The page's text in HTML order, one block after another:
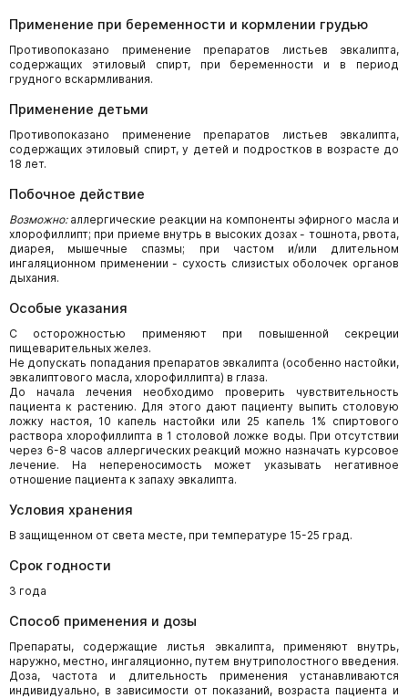
Применение при беременности и кормлении грудью
Противопоказано применение препаратов листьев эвкалипта,
содержащих этиловый спирт, при беременности и в период
грудного вскармливания.
Применение детьми
Противопоказано применение препаратов листьев эвкалипта,
содержащих этиловый спирт, у детей и подростков в возрасте до
18 лет.
Побочное действие
Возможно:аллергические реакции на компоненты эфирного масла и
хлорофиллипт; при приеме внутрь в высоких дозах - тошнота, рвота,
диарея, мышечные спазмы; при частом и/или длительном
ингаляционном применении - сухость слизистых оболочек органов
дыхания.
Особые указания
С осторожностью применяют при повышенной секреции
пищеварительных желез.
Не допускать попадания препаратов эвкалипта (особенно настойки,
эвкалиптового масла, хлорофиллипта) в глаза.
До начала лечения необходимо проверить чувствительность
пациента к растению. Для этого дают пациенту выпить столовую
ложку настоя, 10 капель настойки или 25 капель 1% спиртового
раствора хлорофиллипта в 1 столовой ложке воды. При отсутствии
через 6-8 часов аллергических реакций можно назначать курсовое
лечение. На непереносимость может указывать негативное
отношение пациента к запаху эвкалипта.
Условия хранения
В защищенном от света месте, при температуре 15-25 град.
Срок годности
3 года
Способ применения и дозы
Препараты, содержащие листья эвкалипта, применяют внутрь,
наружно, местно, ингаляционно, путем внутриполостного введения.
Доза, частота и длительность применения устанавливаются
индивидуально, в зависимости от показаний, возраста пациента и